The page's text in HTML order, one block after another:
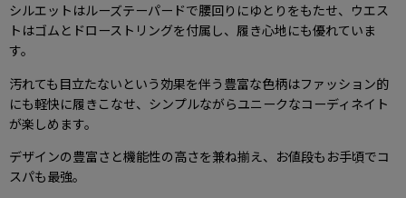
シルエットはルーズテーパードで腰回りにゆとりをもたせ、ウエス
トはゴムとドローストリングを付属し、履き心地にも優れていま
す。
汚れても目立たないという効果を伴う豊富な色柄はファッション的
にも軽快に履きこなせ、シンプルながらユニークなコーディネイト
が楽しめます。
デザインの豊富さと機能性の高さを兼ね揃え、お値段もお手頃でコ
スパも最強。